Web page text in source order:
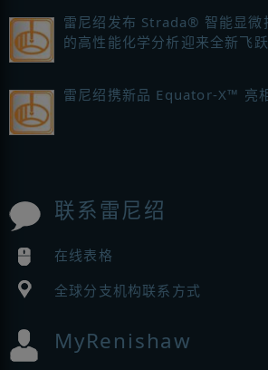
雷尼绍发布 Strada® 智能显微
的高性能化学分析迎来全新飞跃
雷尼绍携新品 Equator-X™ 亮
联系雷尼绍
在线表格
全球分支机构联系方式
MyRenishaw